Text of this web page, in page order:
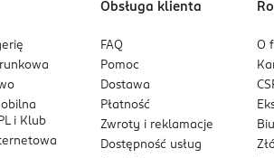
do góry.
pozostaw piankę na 15-20 minut.
aż woda będzie czysta.
i Klub
Obsługa klienta
FAQ
Pomoc
Dostawa
Płatność
Zwroty i reklamacje
Dostępność usług
O